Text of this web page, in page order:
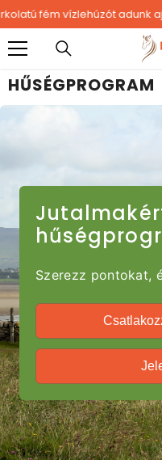
UGRÁS A TARTALOMHOZ
fém vízlehúzót adunk
HŰSÉGPROGRAM
Szerezz pontokat,